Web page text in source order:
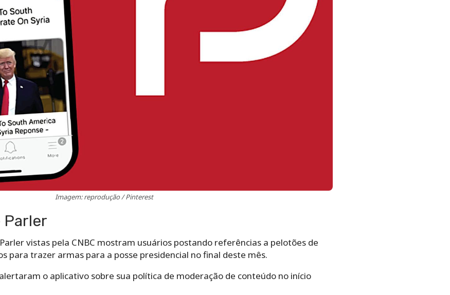
Imagem: reprodução / Pinterest
Parler
vistas pela CNBC mostram usuários postando referências a pelotões de
para trazer armas para a posse presidencial no final deste mês.
o aplicativo sobre sua política de moderação de conteúdo no início